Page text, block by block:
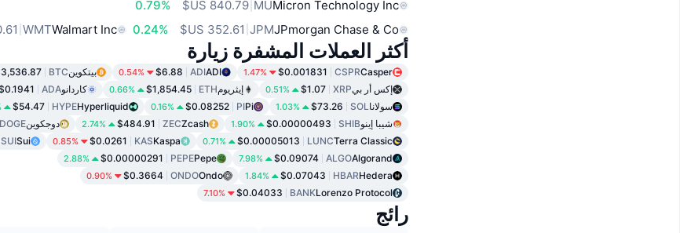
Micron Technology Inc
MU
‏840.79 US$
0.79%
JPmorgan Chase & Co
JPM
0.24%
Walmart Inc
WMT
أكثر العملات المشفرة زيارة
Casper
CSPR
$0.001831
1.47%
ADI
ADI
$6.88
0.54% بيتكوينBTC
إكس أر بيXRP
$1.07
0.51% إيثريومETH
$1,854.45
0.66% كاردانوADA
سولانا SOL
$73.26
1.03%
Pi
PI
$0.08252
0.16%
Hyperliquid
HYPE
$54.47
شيبا إينوSHIB
$0.00000493
1.90%
Zcash
ZEC
$484.91
2.74% دوجكوينDOGE
Terra Classic
LUNC
$0.00005013
0.71%
Kaspa
KAS
$0.0261
0.85%
Sui
SUI
Algorand
ALGO
$0.09074
7.98%
Pepe
PEPE
$0.00000291
2.88%
Hedera
HBAR
$0.07043
1.84%
Ondo
ONDO
$0.3664
0.90%
Lorenzo Protocol
BANK
$0.04033
7.10%
رائج